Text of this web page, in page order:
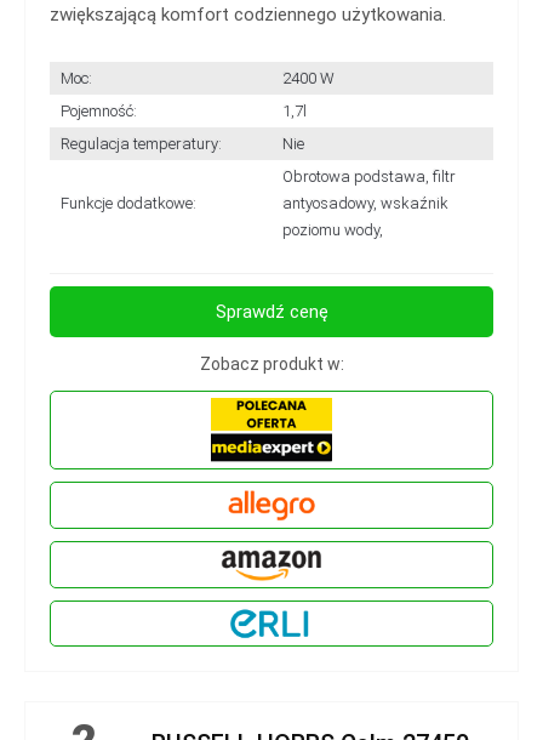
zwiększającą komfort codziennego użytkowania.
Moc:
2400 W
Pojemność:
1,7l
Regulacja temperatury:
Nie
Funkcje dodatkowe:
Obrotowa podstawa, filtr
antyosadowy, wskaźnik
poziomu wody,
Sprawdź cenę
Zobacz produkt w: